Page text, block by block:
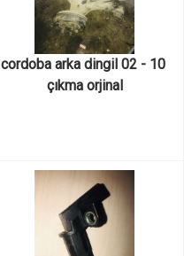
cordoba arka dingil 02 - 10
çıkma orjinal